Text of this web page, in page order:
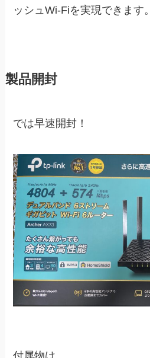
ッシュWi-Fiを実現できます。
製品開封
では早速開封！